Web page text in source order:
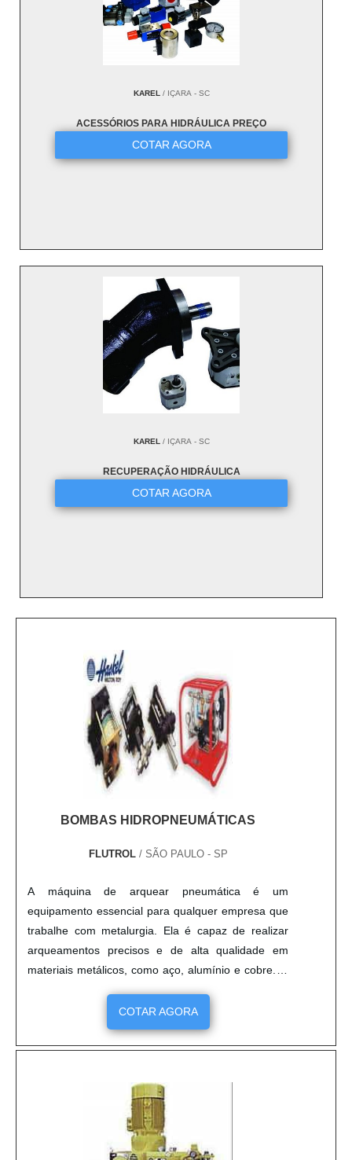
KAREL/ IÇARA - SC
ACESSÓRIOS PARA HIDRÁULICA PREÇO
COTAR AGORA
KAREL/ IÇARA - SC
RECUPERAÇÃO HIDRÁULICA
COTAR AGORA
BOMBAS HIDROPNEUMÁTICAS
FLUTROL / SÃO PAULO - SP
A máquina de arquear pneumática é um
equipamento essencial para qualquer empresa que
trabalhe com metalurgia. Ela é capaz de realizar
arqueamentos precisos e de alta qualidade em
materiais metálicos, como aço, alumínio e cobre. O
equipamento possui um sistema de controle
pneumático que permite ao operador ajustar a
pressão de arquear de acordo com o material a ser
trabalhado. Além disso, a máquina de arquear
dispositivos de segurança que evitam acidentes.
Por isso, ela é ideal para empresas que buscam
alta qualidade e segurança em seus processos de
COTAR AGORA